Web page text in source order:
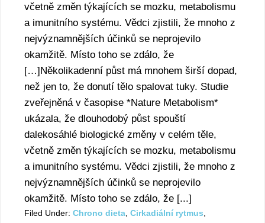
včetně změn týkajících se mozku, metabolismu
a imunitního systému. Vědci zjistili, že mnoho z
nejvýznamnějších účinků se neprojevilo
okamžitě. Místo toho se zdálo, že
[…]Několikadenní půst má mnohem širší dopad,
než jen to, že donutí tělo spalovat tuky. Studie
zveřejněná v časopise *Nature Metabolism*
ukázala, že dlouhodobý půst spouští
dalekosáhlé biologické změny v celém těle,
včetně změn týkajících se mozku, metabolismu
a imunitního systému. Vědci zjistili, že mnoho z
nejvýznamnějších účinků se neprojevilo
okamžitě. Místo toho se zdálo, že [...]
Filed Under: Chrono dieta Cirkadiální rytmus